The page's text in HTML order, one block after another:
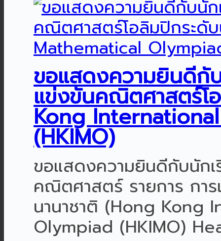
ขอแสดงความยินดีกั
แข่งขันคณิตศาสตร์โ
Kong
(HKIMO)
ขอแสดงความยินดีกับนักเ
คณิตศาสตร์ รายการ กา
นานาชาติ (Hong Kong
Olympiad (HKIMO)